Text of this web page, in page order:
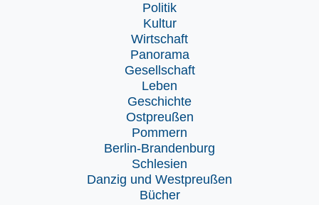
Politik
Kultur
Wirtschaft
Panorama
Gesellschaft
Leben
Geschichte
Ostpreußen
Pommern
Berlin-Brandenburg
Schlesien
Danzig und Westpreußen
Bücher